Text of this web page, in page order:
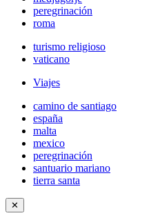
peregrinación
roma
turismo religioso
vaticano
Viajes
camino de santiago
españa
malta
mexico
peregrinación
santuario mariano
tierra santa
✕